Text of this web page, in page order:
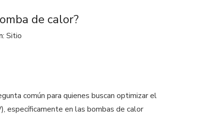
de calor?
Sitio
común para quienes buscan optimizar el
específicamente en las bombas de calor